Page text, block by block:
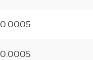
0.0005
0.0005